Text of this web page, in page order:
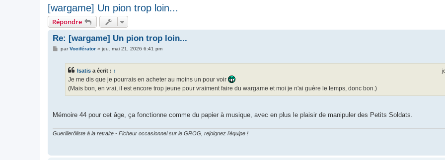
[wargame] Un pion trop loin...
Répondre
Re: [wargame] Un pion trop loin...
MparVociférator» jeu. mai 21, 2026 6:41 pm
Isatis a écrit : ↑
Je me dis que je pourrais en acheter au moins un pour voir
(Mais bon, en vrai, il est encore trop jeune pour vraiment faire du wargame et moi je n'ai guère le temps, donc bon.)
Mémoire 44 pour cet âge, ça fonctionne comme du papier à musique, avec en plus le plaisir de manipuler des Petits Soldats.
Guerillerôliste à la retraite - Ficheur occasionnel sur le GROG, rejoignez l'équipe !